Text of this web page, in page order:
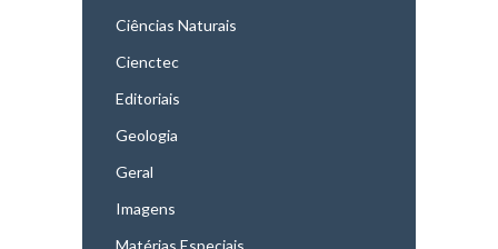
Ciências Naturais
Cienctec
Editoriais
Geologia
Geral
Imagens
Matérias Especiais